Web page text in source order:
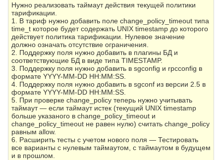
Нужно реализовать таймаут действия текущей политики
тарификации.
1. В тариф нужно добавить поле change_policy_timeout типа
time_t которое будет содержать UNIX timestamp до которого
действует политика тарификации. Нулевое значение
должно означать отсутствие ограничения.
2. Поддержку поля нужно добавить в плагины БД и
соответствующие БД в виде типа TIMESTAMP.
3. Поддержку поля нужно добавить в sgconfig и rpcconfig в
формате YYYY-MM-DD HH:MM:SS.
4. Поддержку поля нужно добавить в sgconf из версии 2.5 в
формате YYYY-MM-DD HH:MM:SS.
5. При проверке change_policy теперь нужно учитывать
таймаут — если таймаут истек (текущий UNIX timestamp
больше указаного в change_policy_timeout и
change_policy_timeout не равен нулю) считать change_policy
равным allow.
6. Расширить тесты с учетом нового поля — Тестировать
все варианты с нулевым таймаутом, с таймаутом в будущем
и в прошлом.